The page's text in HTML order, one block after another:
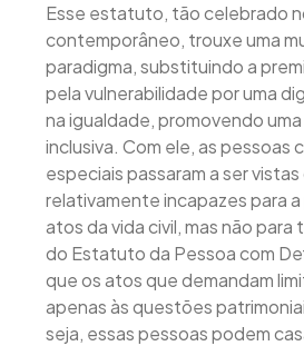
Esse estatuto, tão celebrado
contemporâneo, trouxe uma
paradigma, substituindo a
pela vulnerabilidade por uma
na igualdade, promovendo uma
inclusiva. Com ele, as pessoas
especiais passaram a ser
relativamente incapazes para
atos da vida civil, mas não
do Estatuto da Pessoa com
que os atos que demandam
apenas às questões
seja, essas pessoas podem